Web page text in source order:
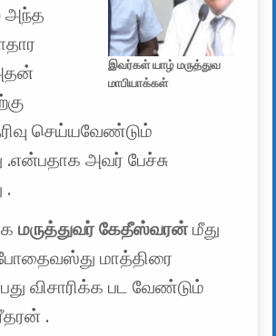
இவர்கள் யாழ் மருத்துவ
மாபியாக்கள்
அந்த
செய்யவேண்டும்
.என்பதாக அவர் பேச்சு
.
மருத்துவர் கேதீஸ்வரன்மீது
மாத்திரை
விசாரிக்க பட வேண்டும்
.